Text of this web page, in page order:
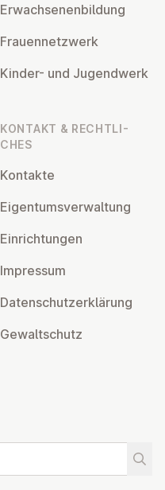
Er­wach­se­nen­bil­dung
Frau­en­netz­werk
Kinder- und Ju­gend­werk
KONTAKT & RECHT­LI­
CHES
Kontakte
Ei­gen­tums­ver­wal­tung
Ein­rich­tun­gen
Impressum
Da­ten­schutz­er­klä­rung
Ge­walt­schutz